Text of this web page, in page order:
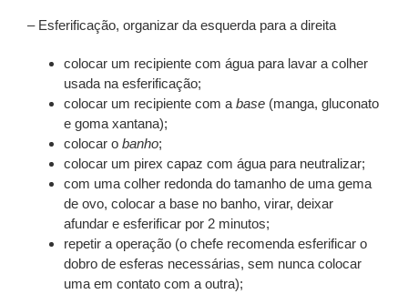
– Esferificação, organizar da esquerda para a direita
colocar um recipiente com água para lavar a colher
usada na esferificação;
colocar um recipiente com a base (manga, gluconato
e goma xantana);
colocar o banho;
colocar um pirex capaz com água para neutralizar;
com uma colher redonda do tamanho de uma gema
de ovo, colocar a base no banho, virar, deixar
afundar e esferificar por 2 minutos;
repetir a operação (o chefe recomenda esferificar o
dobro de esferas necessárias, sem nunca colocar
uma em contato com a outra);